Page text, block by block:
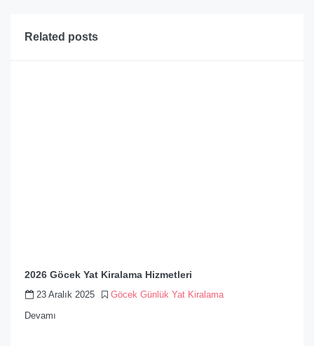
Related posts
2026 Göcek Yat Kiralama Hizmetleri
23 Aralık 2025
Göcek Günlük Yat Kiralama
Devamı